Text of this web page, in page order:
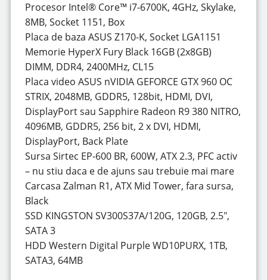
Procesor Intel® Core™ i7-6700K, 4GHz, Skylake,
8MB, Socket 1151, Box
Placa de baza ASUS Z170-K, Socket LGA1151
Memorie HyperX Fury Black 16GB (2x8GB)
DIMM, DDR4, 2400MHz, CL15
Placa video ASUS nVIDIA GEFORCE GTX 960 OC
STRIX, 2048MB, GDDR5, 128bit, HDMI, DVI,
DisplayPort sau Sapphire Radeon R9 380 NITRO,
4096MB, GDDR5, 256 bit, 2 x DVI, HDMI,
DisplayPort, Back Plate
Sursa Sirtec EP-600 BR, 600W, ATX 2.3, PFC activ
– nu stiu daca e de ajuns sau trebuie mai mare
Carcasa Zalman R1, ATX Mid Tower, fara sursa,
Black
SSD KINGSTON SV300S37A/120G, 120GB, 2.5″,
SATA 3
HDD Western Digital Purple WD10PURX, 1TB,
SATA3, 64MB